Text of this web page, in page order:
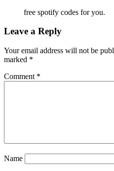
free spotify codes for you.
Leave a Reply
Your email address will not be
marked *
Comment *
Name